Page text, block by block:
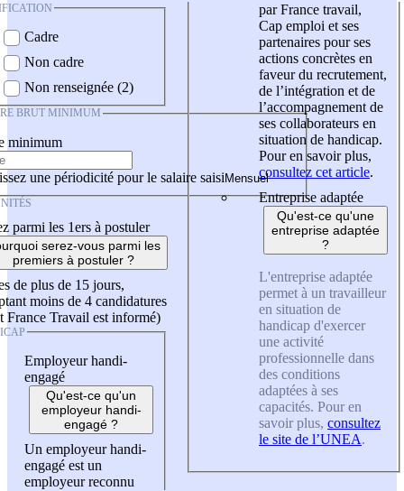
Cadre
Non cadre
Non renseignée (2)
BRUT MINIMUM
minimum
une périodicité pour le salaire saisi
parmi les 1ers à postuler
serez-vous parmi les
premiers à postuler ?
de plus de 15 jours,
moins de 4 candidatures
France Travail est informé)
Employeur handi-
engagé
Qu'est-ce qu'un
employeur handi-
engagé ?
Un employeur handi-
engagé est un
employeur reconnu
par France travail,
Cap emploi et ses
partenaires pour ses
actions concrètes en
faveur du recrutement,
de l’intégration et de
l’accompagnement de
ses collaborateurs en
situation de handicap.
Pour en savoir plus,
consultez cet article.
Entreprise adaptée
Qu'est-ce qu'une
entreprise adaptée
?
L'entreprise adaptée
permet à un travailleur
en situation de
handicap d'exercer
une activité
professionnelle dans
des conditions
adaptées à ses
capacités. Pour en
savoir plus, consultez
le site de l’UNEA.